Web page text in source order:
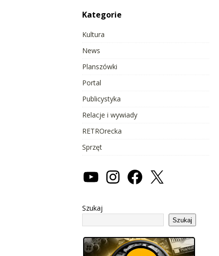
Kategorie
Kultura
News
Planszówki
Portal
Publicystyka
Relacje i wywiady
RETROrecka
Sprzęt
Szukaj
Szukaj